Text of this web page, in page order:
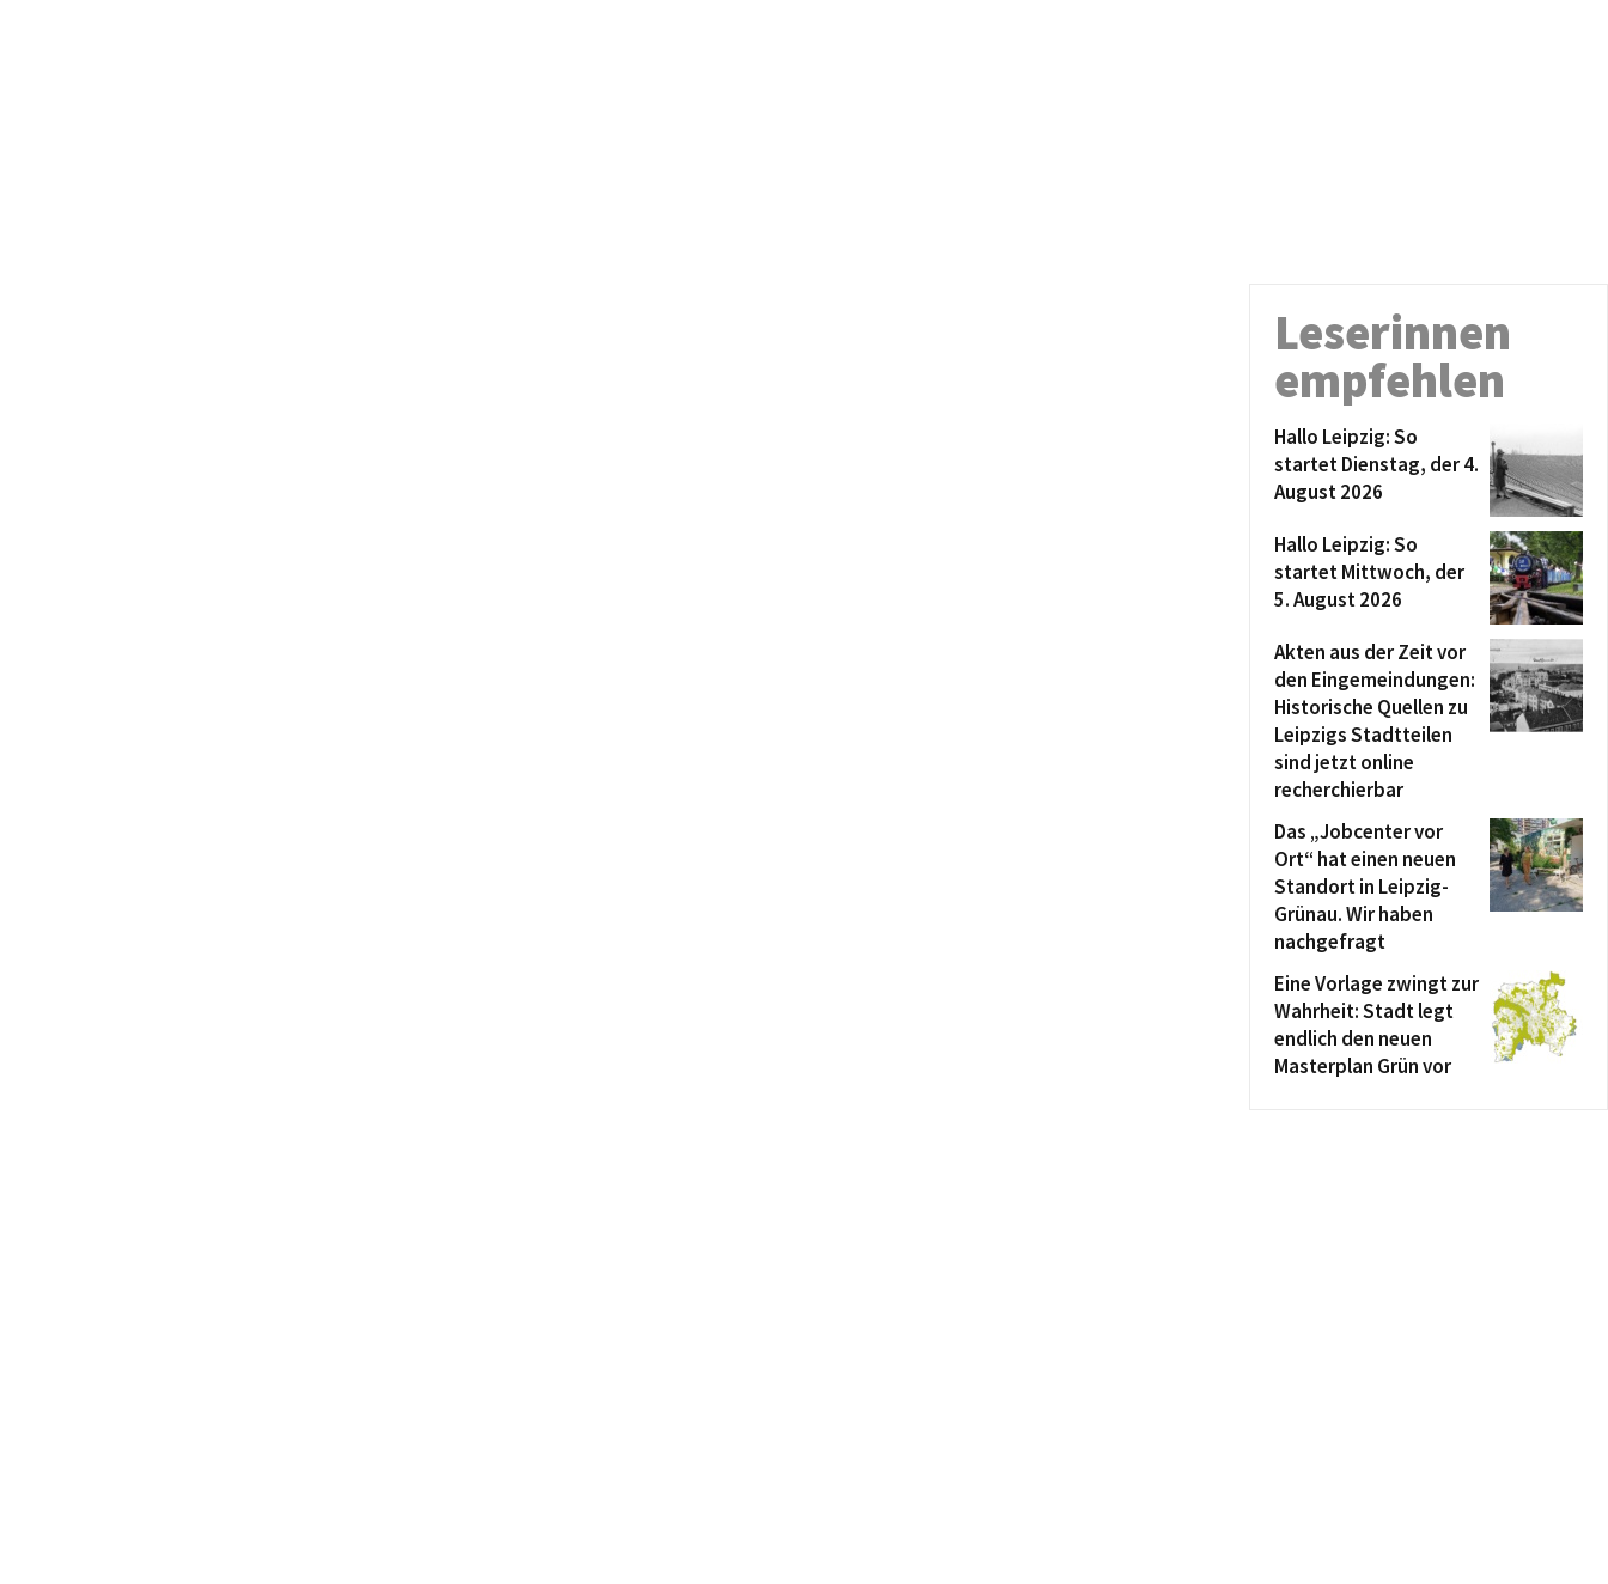
Leserinnen
empfehlen
Hallo Leipzig: So
startet Dienstag, der 4.
August 2026
Hallo Leipzig: So
startet Mittwoch, der
5. August 2026
Akten aus der Zeit vor
den Eingemeindungen:
Historische Quellen zu
Leipzigs Stadtteilen
sind jetzt online
recherchierbar
Das „Jobcenter vor
Ort“ hat einen neuen
Standort in Leipzig-
Grünau. Wir haben
nachgefragt
Eine Vorlage zwingt zur
Wahrheit: Stadt legt
endlich den neuen
Masterplan Grün vor